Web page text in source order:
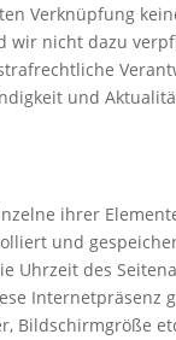
Verknüpfung
wir nicht dazu
und
ihrer
und
Uhrzeit des
Internetpräsenz
Bildschirmgröße